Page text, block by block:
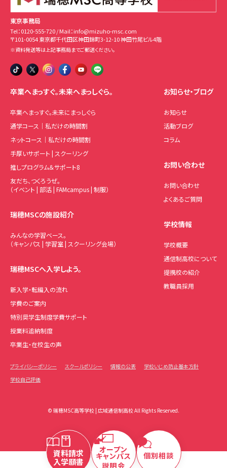
資料請求
入学願書
オープン
キャンパス
説明会
個別相談
東京事務局
Tel：0120-555-720/ Mail：info@mizuho-msc.com
〒101-0054 東京都千代田区神田錦町3-12-10 神田竹尾ビル4階
※資料発送等は上記事務局までご郵送ください。
卒業へまっすぐ。未来へまっしぐら。
卒業へまっすぐ。未来にまっしぐら
通学コース｜私だけの時間割
ネットコース｜私だけの時間割
手厚いサポート | スクーリング
推しプログラム＆サポート8
友だち、つくろうぜ。
（イベント | 部活 | FAMcampus | 制服）
瑞穂MSCの施設紹介
みんなの学習ベース。
（キャンパス | 学習室 | スクーリング会場）
瑞穂MSCへ入学しよう。
新入学・転編入の流れ
学費のご案内
特別奨学生制度学費サポート
授業料追納制度
卒業生・在校生の声
お知らせ・ブログ
お知らせ
活動ブログ
コラム
お問い合わせ
お問い合わせ
よくあるご質問
学校情報
学校概要
通信制高校について
提携校の紹介
教職員採用
プライバシーポリシー スクールポリシー 情報の公表
学校いじめ防止基本方針
学校自己評価
© 瑞穂MSC高等学校 | 広域通信制高校 All Rights Reserved.